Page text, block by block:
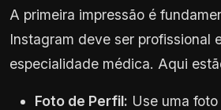
A primeira impressão é
Instagram deve ser profissional
especialidade médica. Aqui
Foto de Perfil: Use uma